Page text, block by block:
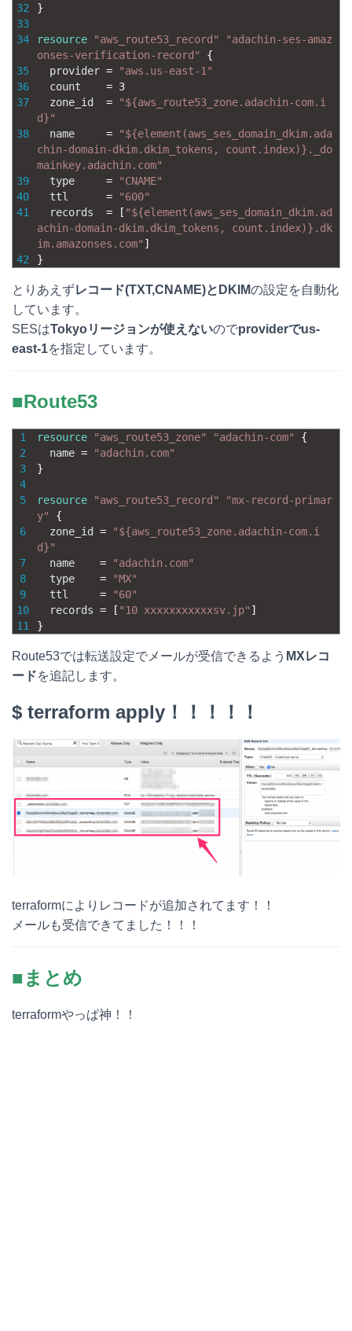
32
33
34
35
36
37
38
39
40
41
42
}
resource "aws_route53_record"
"adachin-ses-amaz
onses-verification-record"
{
provider =
"aws.us-east-1"
count
= 3
zone_id
=
"${aws_route53_zone.adachin-com.i
d}"
name
=
"${element(aws_ses_domain_dkim.ada
chin-domain-dkim.dkim_tokens, count.index)}._do
mainkey.adachin.com"
type
=
"CNAME"
ttl
=
"600"
records
= [ "${element(aws_ses_domain_dkim.ad
achin-domain-dkim.dkim_tokens, count.index)}.dk
im.amazonses.com" ]
}
とりあえずレコード(TXT,CNAME)とDKIMの設定を自動化
しています。
SESはTokyoリージョンが使えないのでproviderでus-
east-1を指定しています。
■Route53
1
2
3
4
5
6
7
8
9
10
11
resource "aws_route53_zone" "adachin-com"
{
name =
"adachin.com"
}
resource "aws_route53_record"
"mx-record-primar
y"
{
zone_id =
"${aws_route53_zone.adachin-com.i
d}"
name
=
"adachin.com"
type
=
"MX"
ttl
=
"60"
records = [ "10 xxxxxxxxxxxsv.jp" ]
}
Route53では転送設定でメールが受信できるよう MXレコ
ードを追記します。
$ terraform apply！！！！！
terraformによりレコードが追加されてます！！
メールも受信できてました！！！
■まとめ
terraformやっぱ神！！